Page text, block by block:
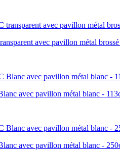
avec pavillon métal
avec pavillon métal blanc -
avec pavillon métal blanc -